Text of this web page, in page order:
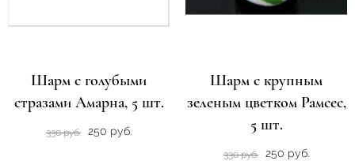
Шарм с голубыми
стразами Амарна, 5 шт.
330 руб. 250 руб.
Шарм с крупным
зеленым цветком Рамсес,
5 шт.
330 руб. 250 руб.